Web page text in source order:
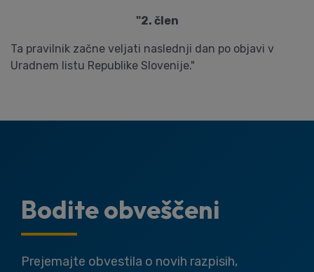
"2. člen
Ta pravilnik začne veljati naslednji dan po objavi v
Uradnem listu Republike Slovenije."
Bodite obveščeni
Prejemajte obvestila o novih razpisih,